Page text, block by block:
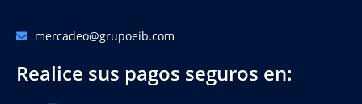
mercadeo@grupoeib.com
Realice sus pagos seguros en: